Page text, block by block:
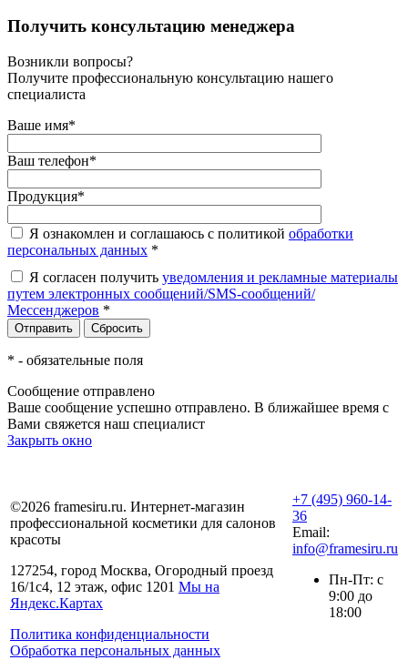
Получить консультацию менеджера
Возникли вопросы?
Получите профессиональную консультацию нашего
специалиста
Ваше имя*
Ваш телефон*
Продукция*
Я ознакомлен и соглашаюсь с политикой обработки
персональных данных *
Я согласен получить уведомления и рекламные материалы
путем электронных сообщений/SMS-сообщений/
Мессенджеров *
* - обязательные поля
Сообщение отправлено
Ваше сообщение успешно отправлено. В ближайшее время с
Вами свяжется наш специалист
Закрыть окно
©2026 framesiru.ru. Интернет-магазин
профессиональной косметики для салонов
красоты
127254, город Москва, Огородный проезд
16/1с4, 12 этаж, офис 1201 Мы на
Яндекс.Картах
Политика конфиденциальности
Обработка персональных данных
+7 (495) 960-14-
36
Email:
info@framesiru.ru
Пн-Пт: с
9:00 до
18:00